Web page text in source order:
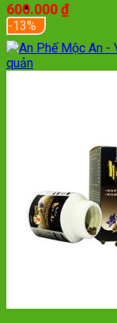
600.000₫
-13%